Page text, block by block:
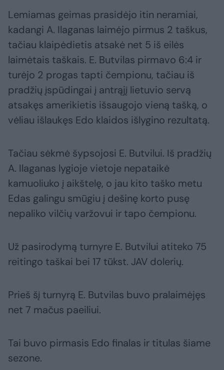
Lemiamas geimas prasidėjo itin neramiai,
kadangi A. Ilaganas laimėjo pirmus 2 taškus,
tačiau klaipėdietis atsakė net 5 iš eilės
laimėtais taškais. E. Butvilas pirmavo 6:4 ir
turėjo 2 progas tapti čempionu, tačiau iš
pradžių įspūdingai į antrąjį lietuvio servą
atsakęs amerikietis išsaugojo vieną tašką, o
vėliau išlaukęs Edo klaidos išlygino rezultatą.
Tačiau sėkmė šypsojosi E. Butvilui. Iš pradžių
A. Ilaganas lygioje vietoje nepataikė
kamuoliuko į aikštelę, o jau kito taško metu
Edas galingu smūgiu į dešinę korto pusę
nepaliko vilčių varžovui ir tapo čempionu.
Už pasirodymą turnyre E. Butvilui atiteko 75
reitingo taškai bei 17 tūkst. JAV dolerių.
Prieš šį turnyrą E. Butvilas buvo pralaimėjęs
net 7 mačus paeiliui.
Tai buvo pirmasis Edo finalas ir titulas šiame
sezone.